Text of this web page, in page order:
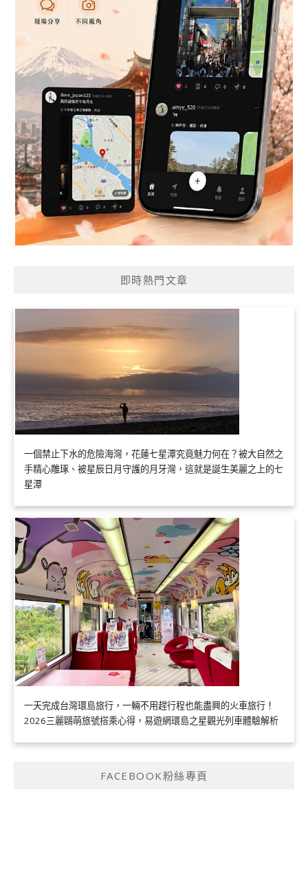
即時熱門文章
一個禁止下水的危險海灣，花蓮七星潭究竟魅力何在？被大自然之
手精心雕琢、被星辰日月守護的月牙灣，這就是誕生美麗之上的七
星潭
一天完成台灣環島旅行，一輛不用趕行程也能盡興的火車旅行！
2026三麗鷗萌旅號搭乘心得，易遊網環島之星觀光列車體驗解析
FACEBOOK粉絲專頁